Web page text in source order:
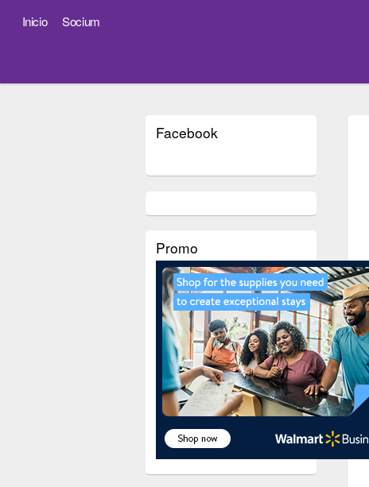
Inicio Socium
Facebook
Promo